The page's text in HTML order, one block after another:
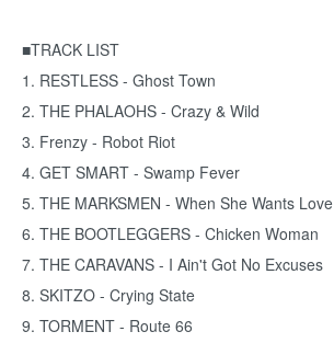
■TRACK LIST
1. RESTLESS - Ghost Town
2. THE PHALAOHS - Crazy & Wild
3. Frenzy - Robot Riot
4. GET SMART - Swamp Fever
5. THE MARKSMEN - When She Wants Love
6. THE BOOTLEGGERS - Chicken Woman
7. THE CARAVANS - I Ain't Got No Excuses
8. SKITZO - Crying State
9. TORMENT - Route 66